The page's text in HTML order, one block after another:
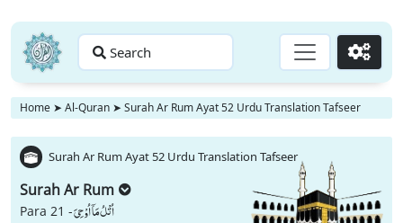
Search Go
Home ➤ Al-Quran ➤ Surah Ar Rum Ayat 52 Urdu Translation Tafseer
Surah Ar Rum Ayat 52 Urdu Translation Tafseer
Surah Ar Rum
Para 21 -اُتْلُ مَاۤ اُوْحِیَ